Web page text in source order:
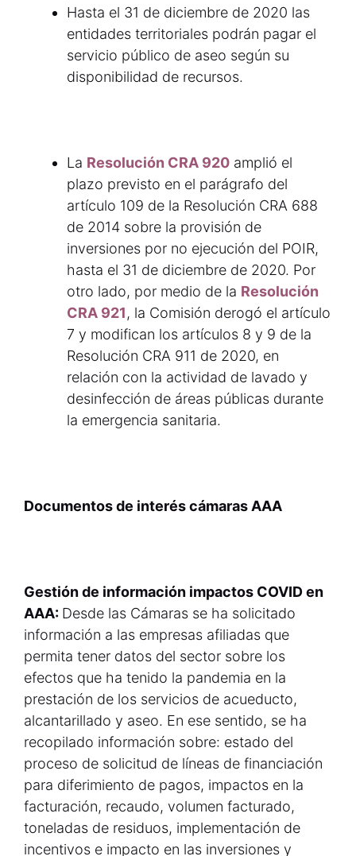
Hasta el 31 de diciembre de 2020 las
entidades territoriales podrán pagar el
servicio público de aseo según su
disponibilidad de recursos.
La Resolución CRA 920 amplió el
plazo previsto en el parágrafo del
artículo 109 de la Resolución CRA 688
de 2014 sobre la provisión de
inversiones por no ejecución del POIR,
hasta el 31 de diciembre de 2020. Por
otro lado, por medio de la Resolución
CRA 921, la Comisión derogó el artículo
7 y modifican los artículos 8 y 9 de la
Resolución CRA 911 de 2020, en
relación con la actividad de lavado y
desinfección de áreas públicas durante
la emergencia sanitaria.
Documentos de interés cámaras AAA
Gestión de información impactos COVID en
AAA: Desde las Cámaras se ha solicitado
información a las empresas afiliadas que
permita tener datos del sector sobre los
efectos que ha tenido la pandemia en la
prestación de los servicios de acueducto,
alcantarillado y aseo. En ese sentido, se ha
recopilado información sobre: estado del
proceso de solicitud de líneas de financiación
para diferimiento de pagos, impactos en la
facturación, recaudo, volumen facturado,
toneladas de residuos, implementación de
incentivos e impacto en las inversiones y